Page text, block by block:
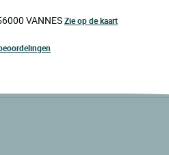
VANNESZie op de kaart